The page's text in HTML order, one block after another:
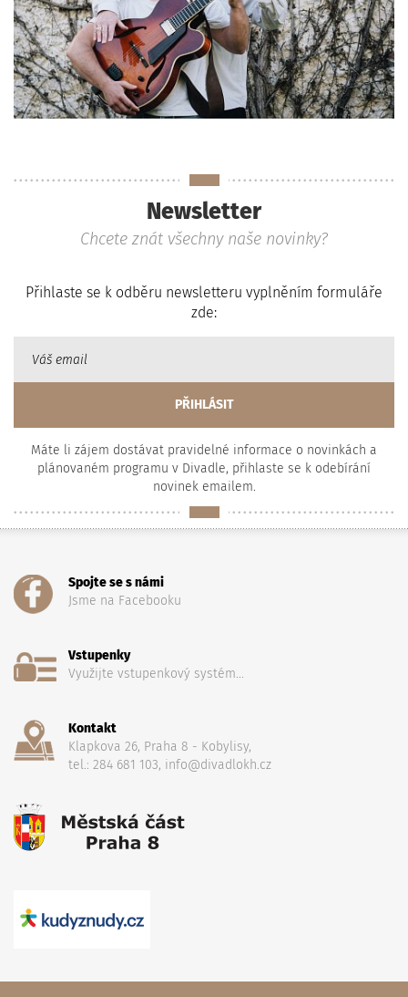
Newsletter
Chcete znát všechny naše novinky?
Přihlaste se k odběru newsletteru vyplněním formuláře
zde:
Máte li zájem dostávat pravidelné informace o novinkách a
plánovaném programu v Divadle, přihlaste se k odebírání
novinek emailem.
Spojte se s námi
Jsme na Facebooku
Vstupenky
Využijte vstupenkový systém...
Kontakt
Klapkova 26, Praha 8 - Kobylisy,
tel.: 284 681 103, info@divadlokh.cz